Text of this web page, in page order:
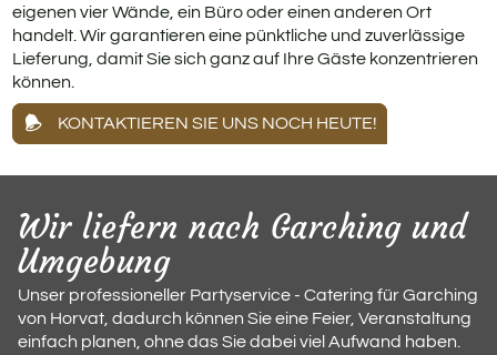
eigenen vier Wände, ein Büro oder einen anderen Ort
handelt. Wir garantieren eine pünktliche und zuverlässige
Lieferung, damit Sie sich ganz auf Ihre Gäste konzentrieren
können.
KONTAKTIEREN SIE UNS NOCH HEUTE!
Wir liefern nach Garching und
Umgebung
Unser professioneller Partyservice - Catering für Garching
von Horvat, dadurch können Sie eine Feier, Veranstaltung
einfach planen, ohne das Sie dabei viel Aufwand haben.